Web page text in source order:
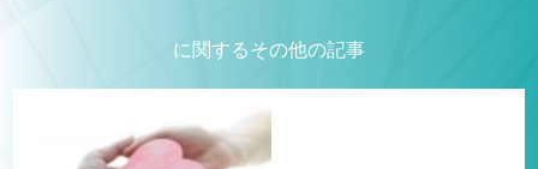
に関するその他の記事